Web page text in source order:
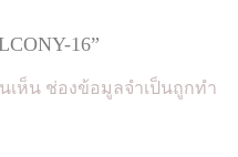
16”
เห็น ช่องข้อมูลจำเป็นถูกทำ